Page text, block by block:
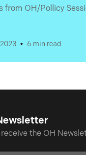
from OH/Pollicy
• 6 min read
the OH